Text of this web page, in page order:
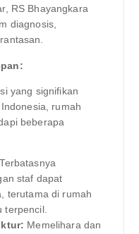
RS Bhayangkara
diagnosis,
yang signifikan
rumah
beberapa
Terbatasnya
staf dapat
terutama di rumah
terpencil.
Memelihara dan